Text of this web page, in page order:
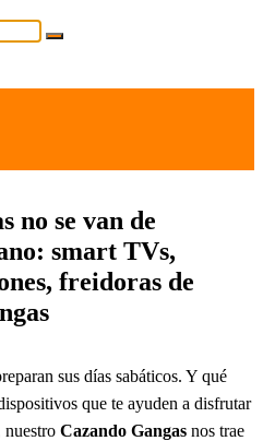
no se van de
smart TVs,
freidoras de
sus días sabáticos. Y qué
que te ayuden a disfrutar
nuestro Cazando Gangas nos trae